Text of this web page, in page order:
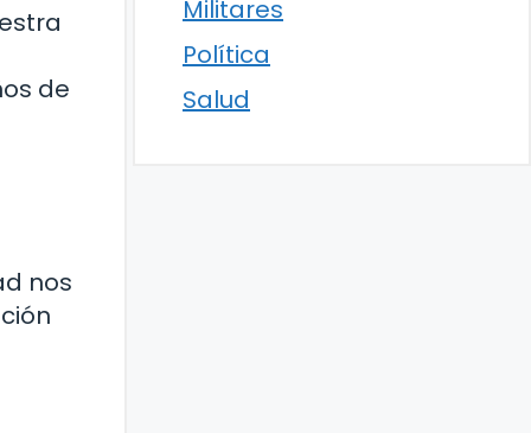
de
nos
Militares
Política
Salud